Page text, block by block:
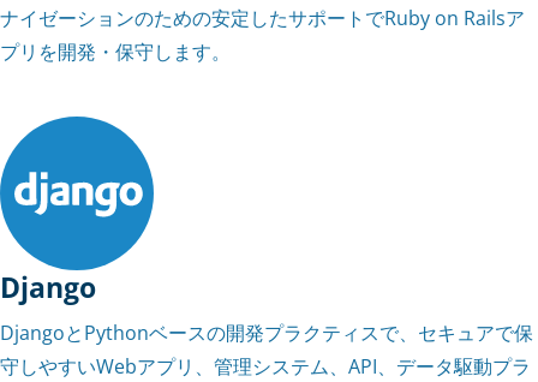
ナイゼーションのための安定したサポートでRuby on Railsア
プリを開発・保守します。
Django
DjangoとPythonベースの開発プラクティスで、セキュアで保
守しやすいWebアプリ、管理システム、API、データ駆動プラ